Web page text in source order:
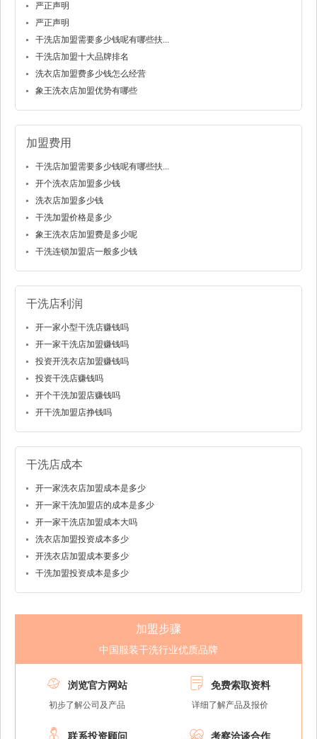
严正声明
严正声明
干洗店加盟需要多少钱呢有哪些扶...
干洗店加盟十大品牌排名
洗衣店加盟费多少钱怎么经营
象王洗衣店加盟优势有哪些
加盟费用
干洗店加盟需要多少钱呢有哪些扶...
开个洗衣店加盟多少钱
洗衣店加盟多少钱
干洗加盟价格是多少
象王洗衣店加盟费是多少呢
干洗连锁加盟店一般多少钱
干洗店利润
开一家小型干洗店赚钱吗
开一家干洗店加盟赚钱吗
投资开洗衣店加盟赚钱吗
投资干洗店赚钱吗
开个干洗加盟店赚钱吗
开干洗加盟店挣钱吗
干洗店成本
开一家洗衣店加盟成本是多少
开一家干洗加盟店的成本是多少
开一家干洗店加盟成本大吗
洗衣店加盟投资成本多少
开洗衣店加盟成本要多少
干洗加盟投资成本是多少
加盟步骤
中国服装干洗行业优质品牌
 浏览官方网站
初步了解公司及产品
 免费索取资料
详细了解产品及报价
 联系投资顾问  考察洽谈合作